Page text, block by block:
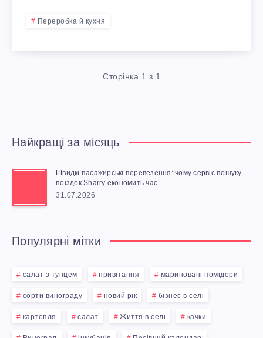
І
Ш
Х
К
Я
Д
О
К
Переробка й кухня
Сторінка 1 з 1
Найкращі за місяць
Швидкі пасажирські перевезення: чому сервіс пошуку
поїздок Sharry економить час
31.07.2026
Популярні мітки
салат з тунцем привітання мариновані помідори
сорти винограду новий рік бізнес в селі
картопля салат Життя в селі качки